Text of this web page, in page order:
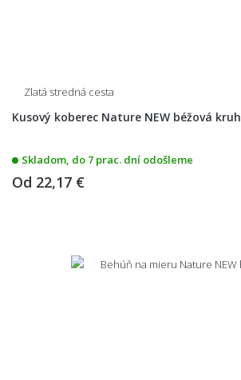
Zlatá stredná cesta
Kusový koberec Nature NEW béžová kruh
Skladom, do 7 prac. dní odošleme
Od 22,17 €